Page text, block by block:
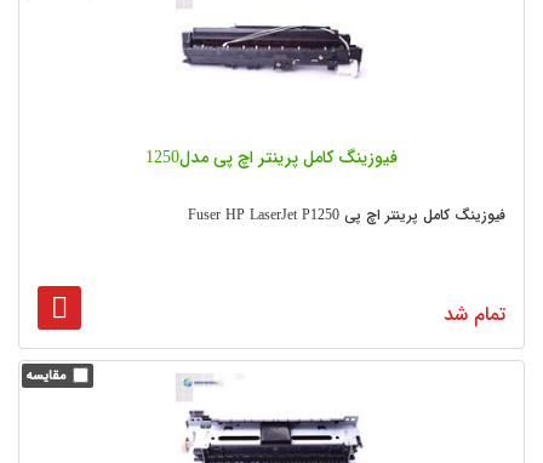
فیوزینگ کامل پرینتر اچ پی مدل1250
فیوزینگ کامل پرینتر اچ پی Fuser HP LaserJet P1250
تمام شد